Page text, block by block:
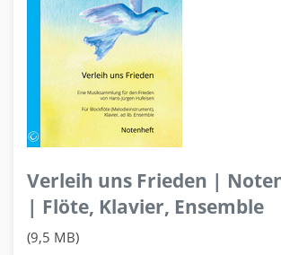
Verleih uns Frieden |
| Flöte, Klavier, Ensemble
(9,5 MB)